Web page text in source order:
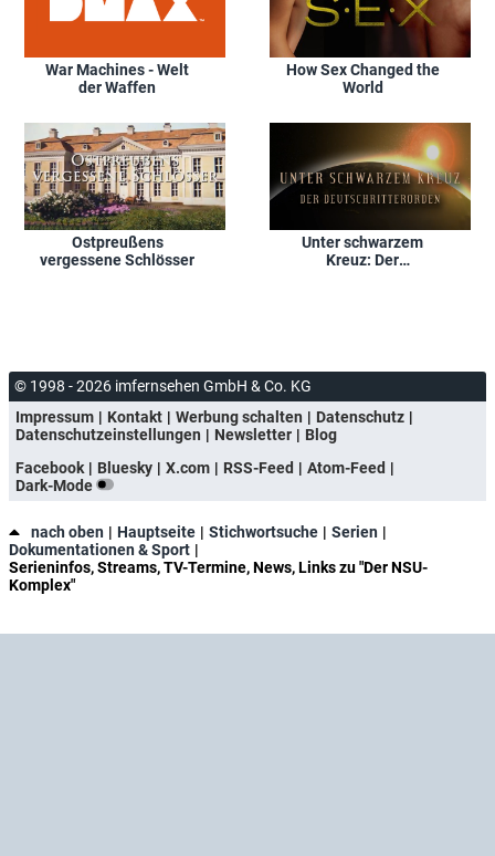
War Machines - Welt
der Waffen
How Sex Changed the
World
Ostpreußens
vergessene Schlösser
Unter schwarzem
Kreuz: Der
© 1998 - 2026 imfernsehen GmbH & Co. KG
Impressum
Kontakt Werbung schalten
Datenschutz
Datenschutzeinstellungen
Newsletter
Blog
Facebook
Bluesky X.com RSS-Feed
Atom-Feed
Dark-Mode
nach oben Hauptseite Stichwortsuche
Serien
Dokumentationen & Sport
Serieninfos, Streams, TV-Termine, News, Links zu "Der NSU-
Komplex"